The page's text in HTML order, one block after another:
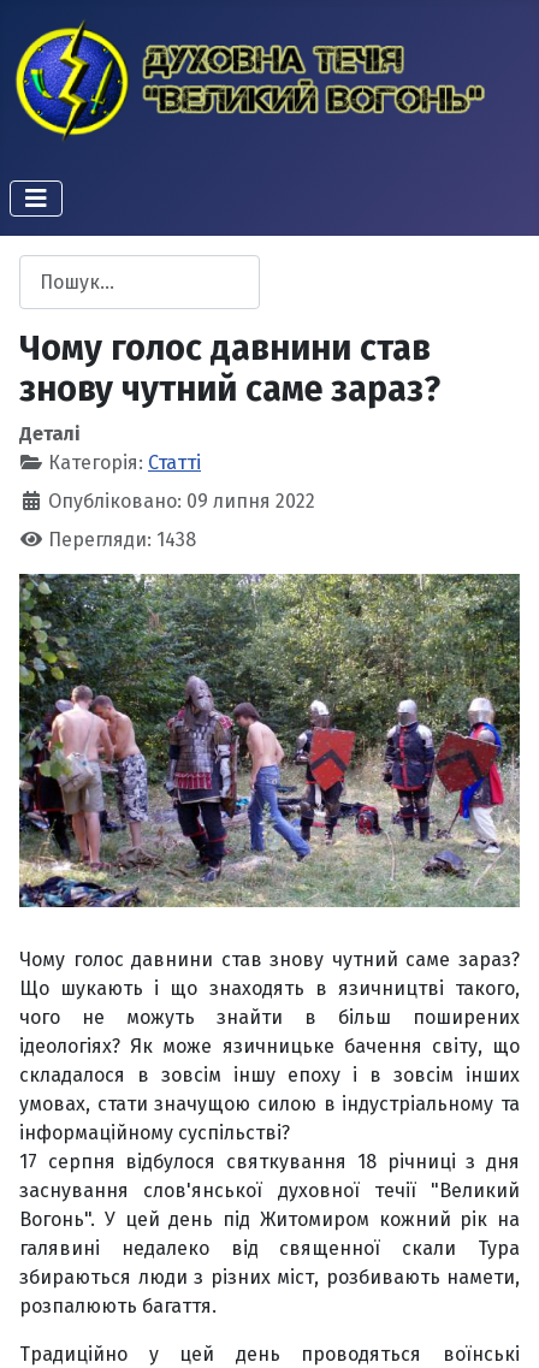
Чому голос давнини став
знову чутний саме зараз?
Деталі
Категорія: Статті
Опубліковано: 09 липня 2022
Перегляди: 1438
Чому голос давнини став знову чутний саме зараз?
Що шукають і що знаходять в язичництві такого,
чого не можуть знайти в більш поширених
ідеологіях? Як може язичницьке бачення світу, що
складалося в зовсім іншу епоху і в зовсім інших
умовах, стати значущою силою в індустріальному та
інформаційному суспільстві?
17 серпня відбулося святкування 18 річниці з дня
заснування слов'янської духовної течії "Великий
Вогонь". У цей день під Житомиром кожний рік на
галявині недалеко від священної скали Тура
збираються люди з різних міст, розбивають намети,
розпалюють багаття.
Традиційно у цей день проводяться воїнські